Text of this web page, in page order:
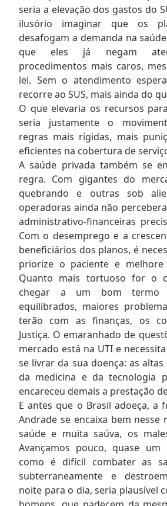
seria a elevação dos gastos do
ilusório imaginar que os
desafogam a demanda na
que eles já negam
procedimentos mais caros,
lei. Sem o atendimento
recorre ao SUS, mais ainda do
O que elevaria os recursos
seria justamente o
regras mais rígidas, mais
eficientes na cobertura de
A saúde privada também se
regra. Com gigantes do
quebrando e outras sob
operadoras ainda não
administrativo-financeiras
Com o desemprego e a
beneficiários dos planos, é
priorize o paciente e melhore
Quanto mais tortuoso for o
chegar a um bom termo
equilibrados, maiores
terão com as finanças, os
Justiça. O emaranhado de
mercado está na UTI e
se livrar da sua doença: as
da medicina e da tecnologia
encareceu demais a prestação
E antes que o Brasil adoeça, a
Andrade se encaixa bem nesse
saúde e muita saúva, os
Avançamos pouco, quase um
como é difícil combater as
subterraneamente e
noite para o dia, seria plausível